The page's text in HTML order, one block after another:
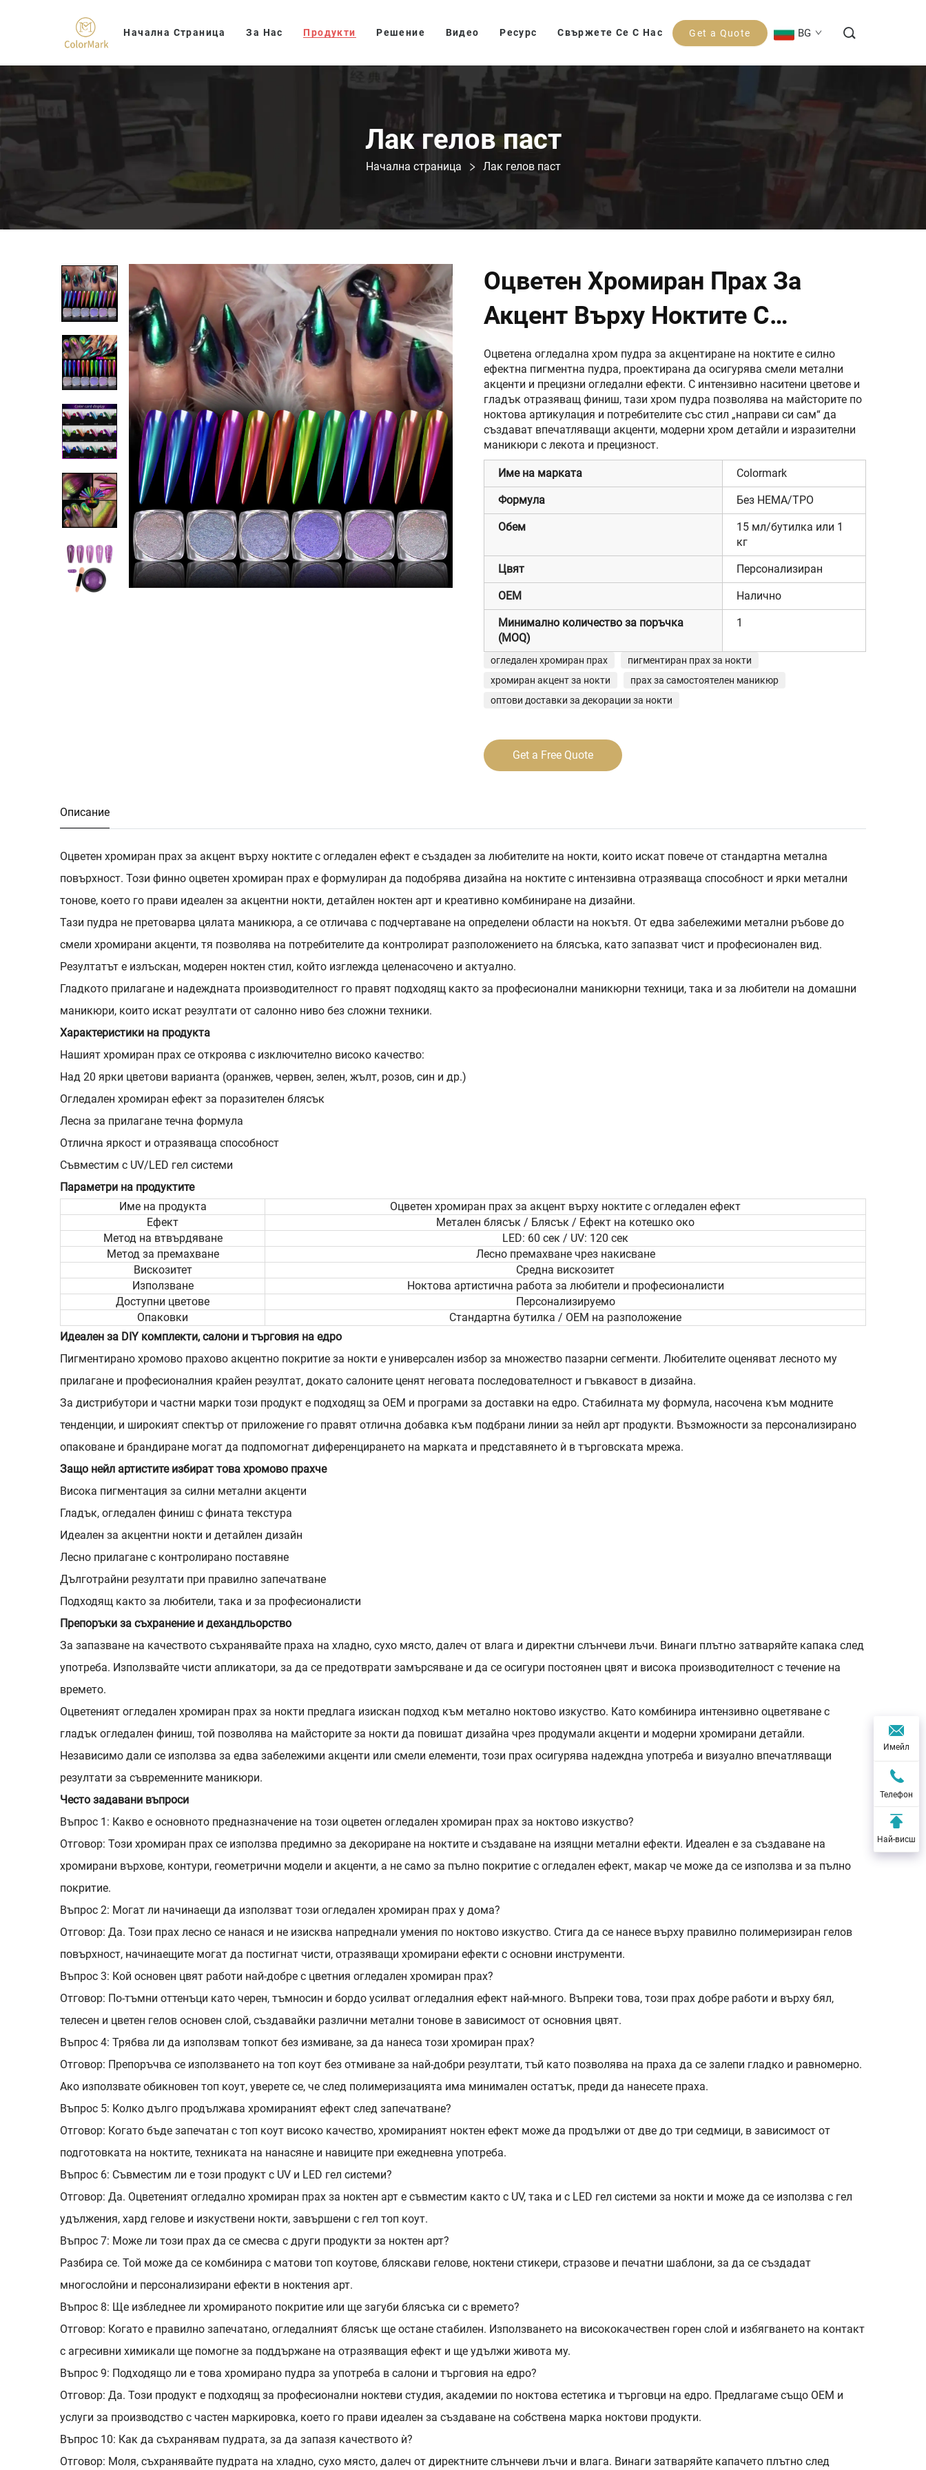
Начална Страница За Нас Продукти Решение Видео Ресурс Свържете Се С Нас Get a Quote BG
Лак гелов паст
Начална страница Лак гелов паст
Оцветен Хромиран Прах За
Акцент Върху Ноктите С
Огледален Ефект
Оцветена огледална хром пудра за акцентиране на ноктите е силно
ефектна пигментна пудра, проектирана да осигурява смели метални
акценти и прецизни огледални ефекти. С интензивно наситени цветове и
гладък отразяващ финиш, тази хром пудра позволява на майсторите по
ноктова артикулация и потребителите със стил „направи си сам“ да
създават впечатляващи акценти, модерни хром детайли и изразителни
маникюри с лекота и прецизност.
Име на марката Colormark
Формула Без HEMA/TPO
Обем
15 мл/бутилка или 1
кг
Цвят Персонализиран
OEM Налично
Минимално количество за поръчка
(MOQ)
1
огледален хромиран прах
пигментиран прах за нокти
хромиран акцент за нокти
прах за самостоятелен маникюр
оптови доставки за декорации за нокти
Get a Free Quote
Описание
Оцветен хромиран прах за акцент върху ноктите с огледален ефект е създаден за любителите на нокти, които искат повече от стандартна метална
повърхност. Този финно оцветен хромиран прах е формулиран да подобрява дизайна на ноктите с интензивна отразяваща способност и ярки метални
тонове, което го прави идеален за акцентни нокти, детайлен ноктен арт и креативно комбиниране на дизайни.
Тази пудра не претоварва цялата маникюра, а се отличава с подчертаване на определени области на нокътя. От едва забележими метални ръбове до
смели хромирани акценти, тя позволява на потребителите да контролират разположението на блясъка, като запазват чист и професионален вид.
Резултатът е излъскан, модерен ноктен стил, който изглежда целенасочено и актуално.
Гладкото прилагане и надеждната производителност го правят подходящ както за професионални маникюрни техници, така и за любители на домашни
маникюри, които искат резултати от салонно ниво без сложни техники.
Характеристики на продукта
Нашият хромиран прах се откроява с изключително високо качество:
Над 20 ярки цветови варианта (оранжев, червен, зелен, жълт, розов, син и др.)
Огледален хромиран ефект за поразителен блясък
Лесна за прилагане течна формула
Отлична яркост и отразяваща способност
Съвместим с UV/LED гел системи
Параметри на продуктите
Име на продукта
Оцветен хромиран прах за акцент върху ноктите с огледален ефект
Ефект
Метален блясък / Блясък / Ефект на котешко око
Метод на втвърдяване
LED: 60 сек / UV: 120 сек
Метод за премахване
Лесно премахване чрез накисване
Вискозитет
Средна вискозитет
Използване
Ноктова артистична работа за любители и професионалисти
Доступни цветове
Персонализируемо
Опаковки
Стандартна бутилка / OEM на разположение
Идеален за DIY комплекти, салони и търговия на едро
Пигментирано хромово прахово акцентно покритие за нокти е универсален избор за множество пазарни сегменти. Любителите оценяват лесното му
прилагане и професионалния крайен резултат, докато салоните ценят неговата последователност и гъвкавост в дизайна.
За дистрибутори и частни марки този продукт е подходящ за OEM и програми за доставки на едро. Стабилната му формула, насочена към модните
тенденции, и широкият спектър от приложение го правят отлична добавка към подбрани линии за нейл арт продукти. Възможности за персонализирано
опаковане и брандиране могат да подпомогнат диференцирането на марката и представянето ѝ в търговската мрежа.
Защо нейл артистите избират това хромово прахче
Висока пигментация за силни метални акценти
Гладък, огледален финиш с фината текстура
Идеален за акцентни нокти и детайлен дизайн
Лесно прилагане с контролирано поставяне
Дълготрайни резултати при правилно запечатване
Подходящ както за любители, така и за професионалисти
Препоръки за съхранение и дехандльорство
За запазване на качеството съхранявайте праха на хладно, сухо място, далеч от влага и директни слънчеви лъчи. Винаги плътно затваряйте капака след
употреба. Използвайте чисти апликатори, за да се предотврати замърсяване и да се осигури постоянен цвят и висока производителност с течение на
времето.
Оцветеният огледален хромиран прах за нокти предлага изискан подход към метално ноктово изкуство. Като комбинира интензивно оцветяване с
гладък огледален финиш, той позволява на майсторите за нокти да повишат дизайна чрез продумали акценти и модерни хромирани детайли.
Независимо дали се използва за едва забележими акценти или смели елементи, този прах осигурява надеждна употреба и визуално впечатляващи
резултати за съвременните маникюри.
Често задавани въпроси
Въпрос 1: Какво е основното предназначение на този оцветен огледален хромиран прах за ноктово изкуство?
Отговор: Този хромиран прах се използва предимно за декориране на ноктите и създаване на изящни метални ефекти. Идеален е за създаване на
хромирани върхове, контури, геометрични модели и акценти, а не само за пълно покритие с огледален ефект, макар че може да се използва и за пълно
покритие.
Въпрос 2: Могат ли начинаещи да използват този огледален хромиран прах у дома?
Отговор: Да. Този прах лесно се нанася и не изисква напреднали умения по ноктово изкуство. Стига да се нанесе върху правилно полимеризиран гелов
повърхност, начинаещите могат да постигнат чисти, отразяващи хромирани ефекти с основни инструменти.
Въпрос 3: Кой основен цвят работи най-добре с цветния огледален хромиран прах?
Отговор: По-тъмни оттенъци като черен, тъмносин и бордо усилват огледалния ефект най-много. Въпреки това, този прах добре работи и върху бял,
телесен и цветен гелов основен слой, създавайки различни метални тонове в зависимост от основния цвят.
Въпрос 4: Трябва ли да използвам топкот без измиване, за да нанеса този хромиран прах?
Отговор: Препоръчва се използването на топ коут без отмиване за най-добри резултати, тъй като позволява на праха да се залепи гладко и равномерно.
Ако използвате обикновен топ коут, уверете се, че след полимеризацията има минимален остатък, преди да нанесете праха.
Въпрос 5: Колко дълго продължава хромираният ефект след запечатване?
Отговор: Когато бъде запечатан с топ коут високо качество, хромираният ноктен ефект може да продължи от две до три седмици, в зависимост от
подготовката на ноктите, техниката на нанасяне и навиците при ежедневна употреба.
Въпрос 6: Съвместим ли е този продукт с UV и LED гел системи?
Отговор: Да. Оцветеният огледално хромиран прах за ноктен арт е съвместим както с UV, така и с LED гел системи за нокти и може да се използва с гел
удължения, хард гелове и изкуствени нокти, завършени с гел топ коут.
Въпрос 7: Може ли този прах да се смесва с други продукти за ноктен арт?
Разбира се. Той може да се комбинира с матови топ коутове, бляскави гелове, ноктени стикери, стразове и печатни шаблони, за да се създадат
многослойни и персонализирани ефекти в ноктения арт.
Въпрос 8: Ще избледнее ли хромираното покритие или ще загуби блясъка си с времето?
Отговор: Когато е правилно запечатано, огледалният блясък ще остане стабилен. Използването на висококачествен горен слой и избягването на контакт
с агресивни химикали ще помогне за поддържане на отразяващия ефект и ще удължи живота му.
Въпрос 9: Подходящо ли е това хромирано пудра за употреба в салони и търговия на едро?
Отговор: Да. Този продукт е подходящ за професионални ноктеви студия, академии по ноктова естетика и търговци на едро. Предлагаме също OEM и
услуги за производство с частен маркировка, което го прави идеален за създаване на собствена марка ноктови продукти.
Въпрос 10: Как да съхранявам пудрата, за да запазя качеството ѝ?
Отговор: Моля, съхранявайте пудрата на хладно, сухо място, далеч от директните слънчеви лъчи и влага. Винаги затваряйте капачето плътно след
Имейл
Телефон
Най-висш